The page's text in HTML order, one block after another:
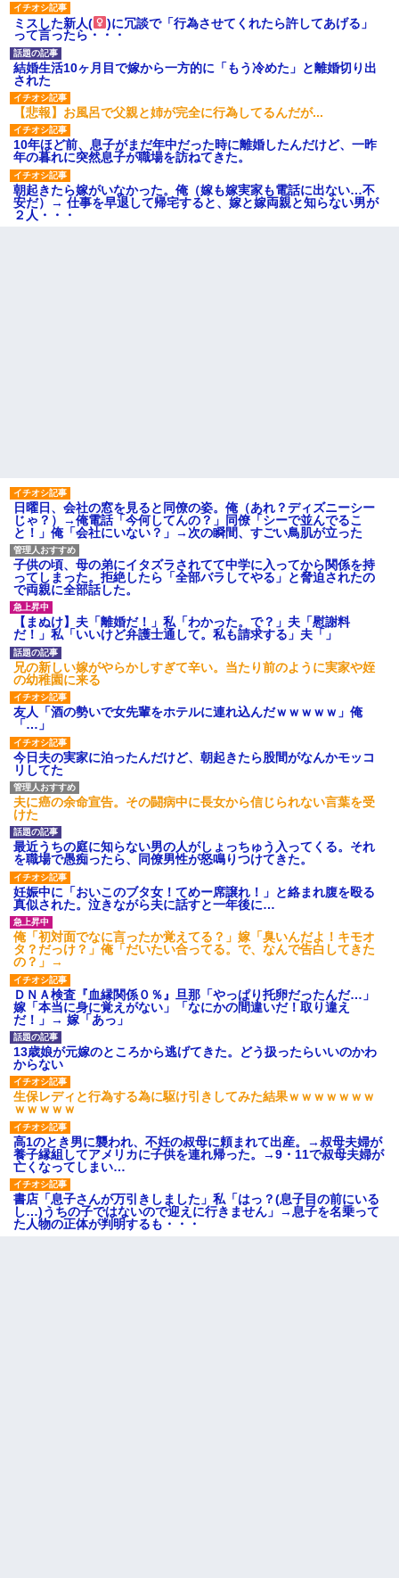
ミスした新人(
)に冗談で「行為させてくれたら許してあげる」
って言ったら・・・
結婚生活10ヶ月目で嫁から一方的に「もう冷めた」と離婚切り出
された
【悲報】お風呂で父親と姉が完全に行為してるんだが...
10年ほど前、息子がまだ年中だった時に離婚したんだけど、一昨
年の暮れに突然息子が職場を訪ねてきた。
朝起きたら嫁がいなかった。俺（嫁も嫁実家も電話に出ない…不
安だ）→ 仕事を早退して帰宅すると、嫁と嫁両親と知らない男が
２人・・・
日曜日、会社の窓を見ると同僚の姿。俺（あれ？ディズニーシー
じゃ？）→俺電話「今何してんの？」同僚「シーで並んでるこ
と！」俺「会社にいない？」→次の瞬間、すごい鳥肌が立った
子供の頃、母の弟にイタズラされてて中学に入ってから関係を持
ってしまった。拒絶したら「全部バラしてやる」と脅迫されたの
で両親に全部話した。
【まぬけ】夫「離婚だ！」私「わかった。で？」夫「慰謝料
だ！」私「いいけど弁護士通して。私も請求する」夫「」
兄の新しい嫁がやらかしすぎて辛い。当たり前のように実家や姪
の幼稚園に来る
友人「酒の勢いで女先輩をホテルに連れ込んだｗｗｗｗｗ」俺
「…」
今日夫の実家に泊ったんだけど、朝起きたら股間がなんかモッコ
リしてた
夫に癌の余命宣告。その闘病中に長女から信じられない言葉を受
けた
最近うちの庭に知らない男の人がしょっちゅう入ってくる。それ
を職場で愚痴ったら、同僚男性が怒鳴りつけてきた。
妊娠中に「おいこのブタ女！てめー席譲れ！」と絡まれ腹を殴る
真似された。泣きながら夫に話すと一年後に…
俺「初対面でなに言ったか覚えてる？」嫁「臭いんだよ！キモオ
タ？だっけ？」俺「だいたい合ってる。で、なんで告白してきた
の？」→
ＤＮＡ検査『血縁関係０％』旦那「やっぱり托卵だったんだ…」
嫁「本当に身に覚えがない」「なにかの間違いだ！取り違え
だ！」→ 嫁「あっ」
13歳娘が元嫁のところから逃げてきた。どう扱ったらいいのかわ
からない
生保レディと行為する為に駆け引きしてみた結果ｗｗｗｗｗｗｗ
ｗｗｗｗｗ
高1のとき男に襲われ、不妊の叔母に頼まれて出産。→叔母夫婦が
養子縁組してアメリカに子供を連れ帰った。→9・11で叔母夫婦が
亡くなってしまい…
書店「息子さんが万引きしました」私「はっ？(息子目の前にいる
し…)うちの子ではないので迎えに行きません」→息子を名乗って
た人物の正体が判明するも・・・